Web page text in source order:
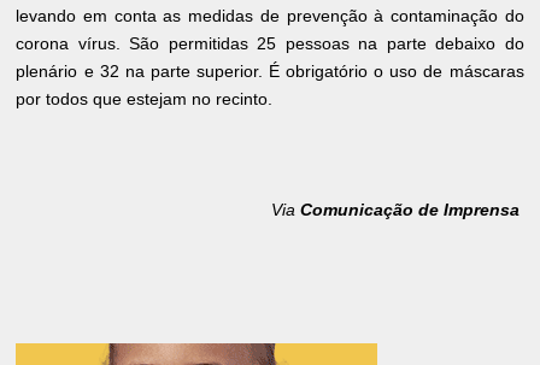
levando em conta as medidas de prevenção à contaminação do
corona vírus. São permitidas 25 pessoas na parte debaixo do
plenário e 32 na parte superior. É obrigatório o uso de máscaras
por todos que estejam no recinto.
Via Comunicação de Imprensa